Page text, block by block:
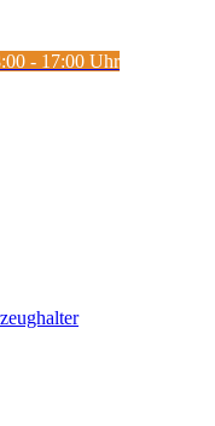
- 17:00 Uhr